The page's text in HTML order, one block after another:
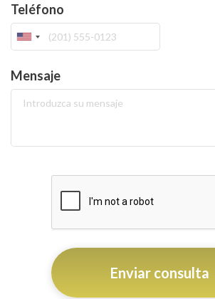
Teléfono
Mensaje
Enviar consulta